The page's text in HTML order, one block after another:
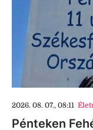
2026. 08. 07., 08:11
Pénteken